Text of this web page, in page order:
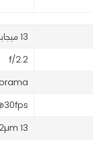
13 ميجابكسل
f/2.2
13 MP, f/2.2, 120˚, 1.12µm